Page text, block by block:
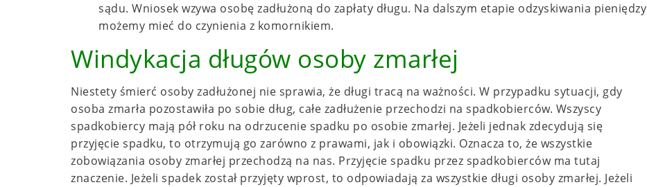
sądu. Wniosek wzywa osobę zadłużoną do zapłaty długu. Na dalszym etapie odzyskiwania pieniędzy
możemy mieć do czynienia z komornikiem.
Windykacja długów osoby zmarłej
Niestety śmierć osoby zadłużonej nie sprawia, że długi tracą na ważności. W przypadku sytuacji, gdy
osoba zmarła pozostawiła po sobie dług, całe zadłużenie przechodzi na spadkobierców. Wszyscy
spadkobiercy mają pół roku na odrzucenie spadku po osobie zmarłej. Jeżeli jednak zdecydują się
przyjęcie spadku, to otrzymują go zarówno z prawami, jak i obowiązki. Oznacza to, że wszystkie
zobowiązania osoby zmarłej przechodzą na nas. Przyjęcie spadku przez spadkobierców ma tutaj
znaczenie. Jeżeli spadek został przyjęty wprost, to odpowiadają za wszystkie długi osoby zmarłej. Jeżeli